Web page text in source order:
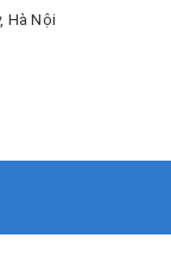
Hà Nội